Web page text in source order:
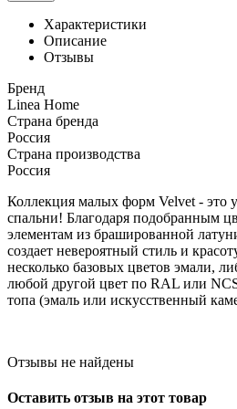
Характеристики
Описание
Отзывы
Бренд
Linea Home
Страна бренда
Россия
Страна производства
Россия
Коллекция малых форм Velvet - это
спальни! Благодаря подобранным
элементам из брашированной
создает невероятный стиль и
несколько базовых цветов эмали,
любой другой цвет по RAL или NCS
топа (эмаль или искусственный
Отзывы не найдены
Оставить отзыв на этот товар